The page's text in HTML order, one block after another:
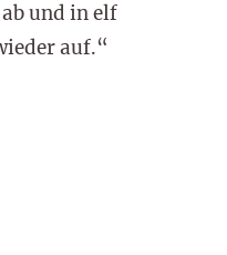
und in elf
auf.“